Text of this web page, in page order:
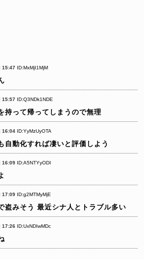
15:47 ID:MxMjI1MjM
15:57 ID:Q3NDk1NDE
持って帰ってしまうので無理
16:04 ID:YyMzUyOTA
自動化すれば凄いと評価しよう
16:09 ID:A5NTYyODI
17:09 ID:g2MTMyMjE
盗みそう 最近シナ人とトラブル多い
17:26 ID:UxNDIwMDc